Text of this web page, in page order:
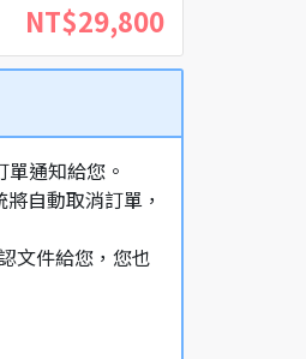
NT$29,800
通知給您。
自動取消訂單，
文件給您，您也